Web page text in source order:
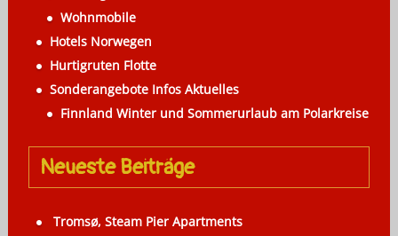
o
n
Wohnmobile
Hotels Norwegen
Hurtigruten Flotte
Sonderangebote Infos Aktuelles
Finnland Winter und Sommerurlaub am Polarkreise
Neueste Beiträge
Tromsø, Steam Pier Apartments